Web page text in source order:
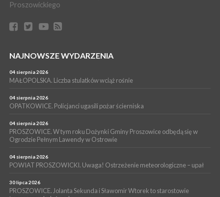
WYDARZENIA
PROSZOWICE. W parku Warsztaty Edukacyjno-Przyrodnicze
NOC CIEM
15 lipca 2026
Czwartki w Bibliotece”
14 lipca 2026
PROSZOWICE. 26 lipca odbędzie się XII Marsz Rzeczpospolitej
WYDARZENIA
13 lipca 2026
Szpitalu im. Ojca Rafała z Proszowic już działa
Proszowickiego
NAJNOWSZE WYDARZENIA
04 sierpnia 2026
MAŁOPOLSKA. Liczba stulatków wciąż rośnie
04 sierpnia 2026
OPATKOWICE. Policjanci ugasili pożar ścierniska
04 sierpnia 2026
PROSZOWICE. W tym roku Dożynki Gminy Proszowice odbędą się w
Ogrodzie Pełnym Lawendy w Ostrowie
04 sierpnia 2026
POWIAT PROSZOWICKI. Uwaga! Ostrzeżenie meteorologiczne – upał
30 lipca 2026
PROSZOWICE. Jolanta Sekunda i Sławomir Wtorek to starostowie